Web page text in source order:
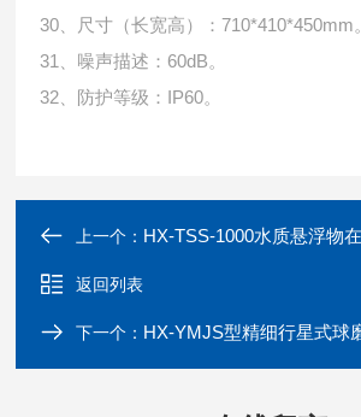
30、尺寸（长宽高）：710*410*450mm。
31、噪声描述：60dB。
32、防护等级：IP60。
上一个： HX-TSS-1000水质悬浮物在线浊
返回列表
下一个： HX-YMJS型精细行星式球磨机